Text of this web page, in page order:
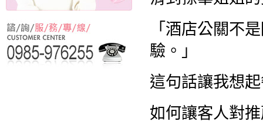
「酒店公關不
驗。」
這句話讓我想
如何讓客人對